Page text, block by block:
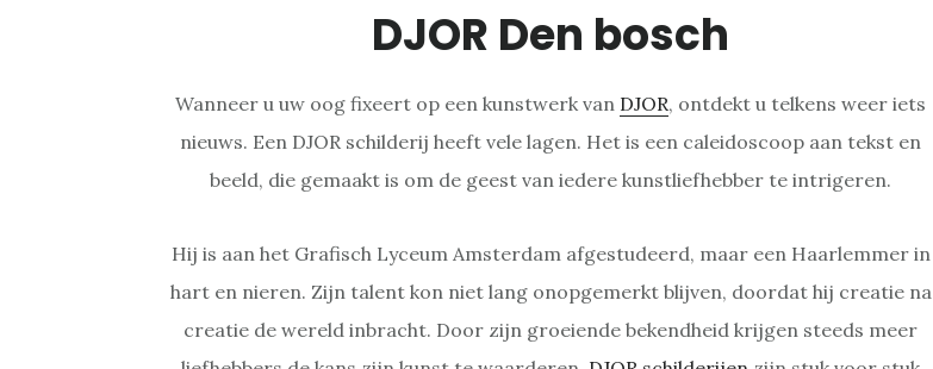
DJOR Den bosch
Wanneer u uw oog fixeert op een kunstwerk van DJOR, ontdekt u telkens weer iets
nieuws. Een DJOR schilderij heeft vele lagen. Het is een caleidoscoop aan tekst en
beeld, die gemaakt is om de geest van iedere kunstliefhebber te intrigeren.
Hij is aan het Grafisch Lyceum Amsterdam afgestudeerd, maar een Haarlemmer in
hart en nieren. Zijn talent kon niet lang onopgemerkt blijven, doordat hij creatie na
creatie de wereld inbracht. Door zijn groeiende bekendheid krijgen steeds meer